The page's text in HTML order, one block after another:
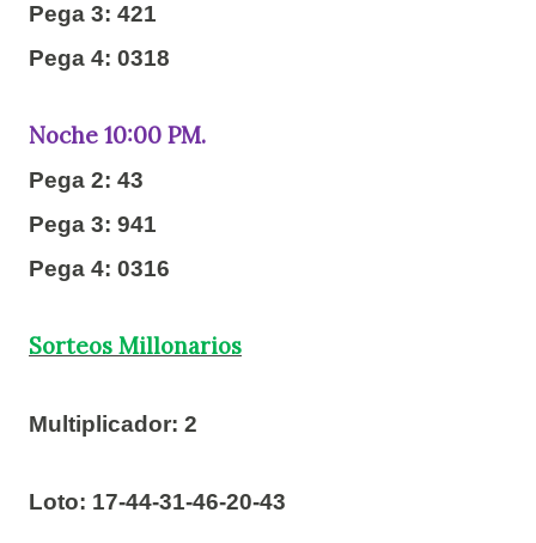
Pega 3: 421
Pega 4: 0318
Noche 10:00 PM.
Pega 2: 43
Pega 3: 941
Pega 4: 0316
Sorteos Millonarios
Multiplicador: 2
Loto: 17-44-31-46-20-43